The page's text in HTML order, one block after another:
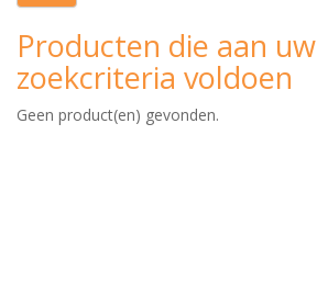
Producten die aan uw
zoekcriteria voldoen
Geen product(en) gevonden.